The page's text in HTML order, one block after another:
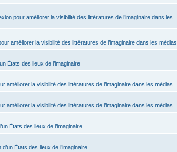
pour améliorer la visibilité des littératures de l’imaginaire dans les
améliorer la visibilité des littératures de l’imaginaire dans les médias
États des lieux de l’imaginaire
améliorer la visibilité des littératures de l’imaginaire dans les médias
améliorer la visibilité des littératures de l’imaginaire dans les médias
États des lieux de l’imaginaire
d’un États des lieux de l’imaginaire